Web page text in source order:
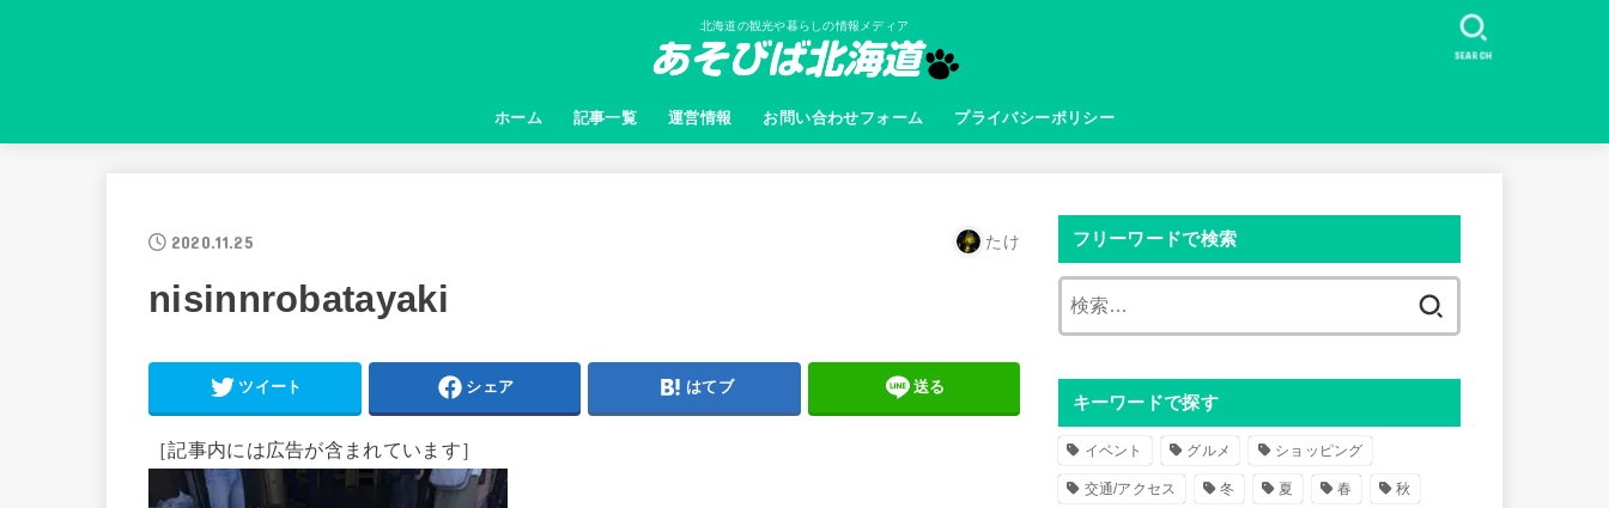
北海道の観光や暮らしの情報メディア
ホーム 記事一覧 運営情報 お問い合わせフォーム プライバシーポリシー
SEARCH
2020.11.25 たけ
nisinnrobatayaki
ツイート シェア はてブ 送る
［記事内には広告が含まれています］
フリーワードで検索
キーワードで探す
イベント グルメ ショッピング
交通/アクセス 冬 夏 春 秋